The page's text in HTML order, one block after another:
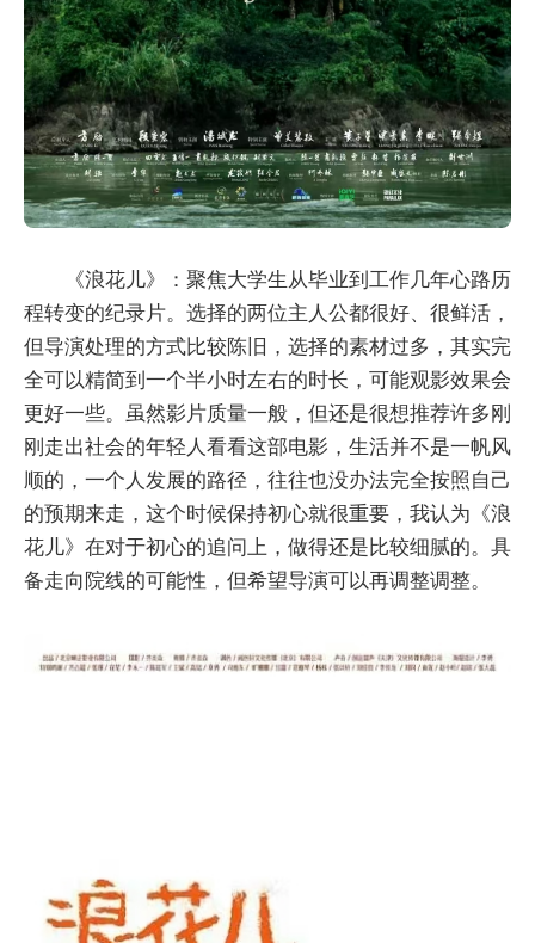
《浪花儿》：聚焦大学生从毕业到工作几年心路历
程转变的纪录片。选择的两位主人公都很好、很鲜活，
但导演处理的方式比较陈旧，选择的素材过多，其实完
全可以精简到一个半小时左右的时长，可能观影效果会
更好一些。虽然影片质量一般，但还是很想推荐许多刚
刚走出社会的年轻人看看这部电影，生活并不是一帆风
顺的，一个人发展的路径，往往也没办法完全按照自己
的预期来走，这个时候保持初心就很重要，我认为《浪
花儿》在对于初心的追问上，做得还是比较细腻的。具
备走向院线的可能性，但希望导演可以再调整调整。